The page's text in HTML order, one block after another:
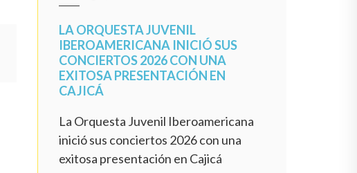
LA ORQUESTA JUVENIL
IBEROAMERICANA INICIÓ SUS
CONCIERTOS 2026 CON UNA
EXITOSA PRESENTACIÓN EN
CAJICÁ
La Orquesta Juvenil Iberoamericana
inició sus conciertos 2026 con una
exitosa presentación en Cajicá